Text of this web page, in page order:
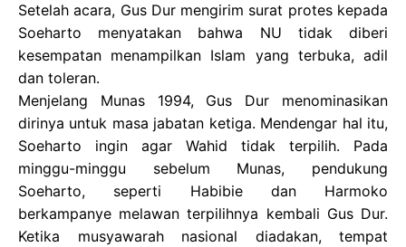
Setelah acara, Gus Dur mengirim surat protes kepada
Soeharto menyatakan bahwa NU tidak diberi
kesempatan menampilkan Islam yang terbuka, adil
dan toleran.
Menjelang Munas 1994, Gus Dur menominasikan
dirinya untuk masa jabatan ketiga. Mendengar hal itu,
Soeharto ingin agar Wahid tidak terpilih. Pada
minggu-minggu sebelum Munas, pendukung
Soeharto, seperti Habibie dan Harmoko
berkampanye melawan terpilihnya kembali Gus Dur.
Ketika musyawarah nasional diadakan, tempat